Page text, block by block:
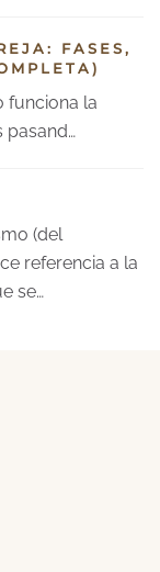
FASES,
funciona la
pasand…
(del
referencia a la
se…